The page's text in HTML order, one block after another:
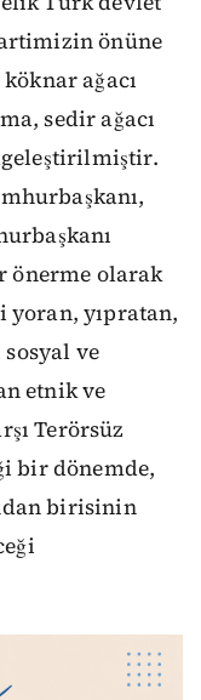
önüne
ağacı
sedir ağacı
önerme olarak
yıpratan,
ve
etnik ve
Terörsüz
bir dönemde,
birisinin